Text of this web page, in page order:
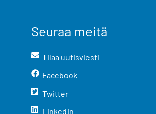
Seuraa meitä
Tilaa uutisviesti
Facebook
Twitter
LinkedIn